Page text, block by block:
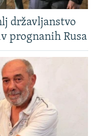
državljanstvo
prognanih Rusa